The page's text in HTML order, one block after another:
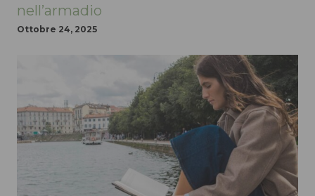
nell’armadio
Ottobre 24, 2025